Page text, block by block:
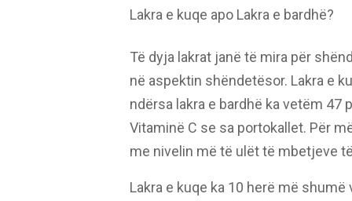
Lakra e kuqe apo Lakra e bardhë?
Të dyja lakrat janë të mira për
në aspektin shëndetësor. Lakra e
ndërsa lakra e bardhë ka vetëm 47
Vitaminë C se sa portokallet. Për
me nivelin më të ulët të mbetjeve
Lakra e kuqe ka 10 herë më